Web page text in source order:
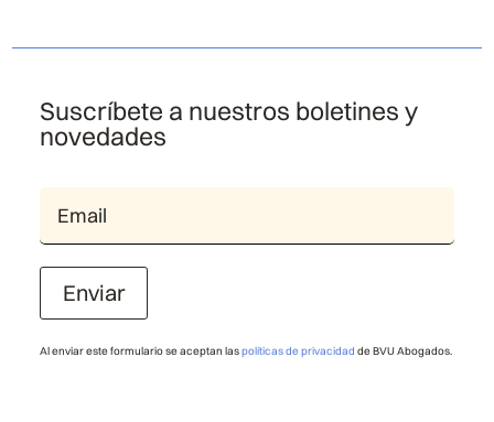
Suscríbete a nuestros boletines y
novedades
Enviar
Al enviar este formulario se aceptan laspolíticas de privacidad de BVU Abogados.